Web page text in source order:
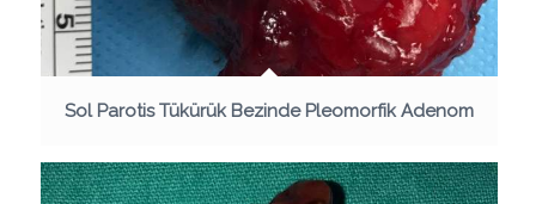
Sol Parotis Tükürük Bezinde Pleomorfik Adenom